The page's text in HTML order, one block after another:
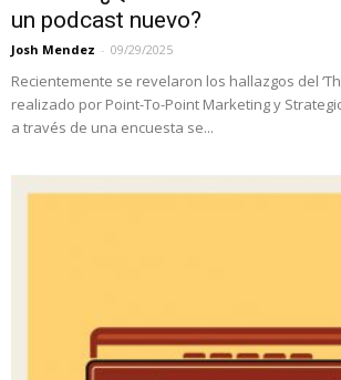
un podcast nuevo?
Josh Mendez - 09/29/2025
Recientemente se revelaron los hallazgos del
realizado por Point-To-Point Marketing y
a través de una encuesta se...